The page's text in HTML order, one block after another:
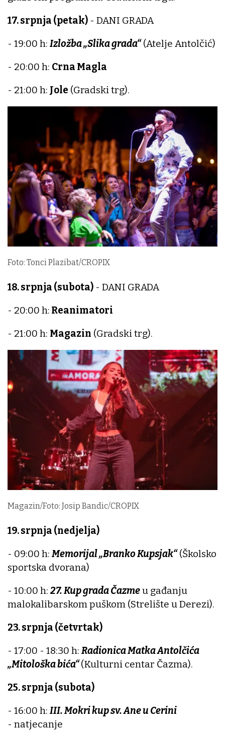
17. srpnja (petak) - DANI GRADA
- 19:00 h: Izložba „Slika grada“ (Atelje Antolčić)
- 20:00 h: Crna Magla
- 21:00 h: Jole (Gradski trg).
Foto: Tonci Plazibat/CROPIX
18. srpnja (subota) - DANI GRADA
- 20:00 h: Reanimatori
- 21:00 h: Magazin (Gradski trg).
Magazin/Foto: Josip Bandic/CROPIX
19. srpnja (nedjelja)
- 09:00 h: Memorijal „Branko Kupsjak“ (Školsko
sportska dvorana)
- 10:00 h: 27. Kup grada Čazmeu gađanju
malokalibarskom puškom (Strelište u Derezi).
23. srpnja (četvrtak)
- 17:00 - 18:30 h: Radionica Matka Antolčića
„Mitološka bića“(Kulturni centar Čazma).
25. srpnja (subota)
- 16:00 h: III. Mokri kup sv. Ane u Cerini
- natjecanje